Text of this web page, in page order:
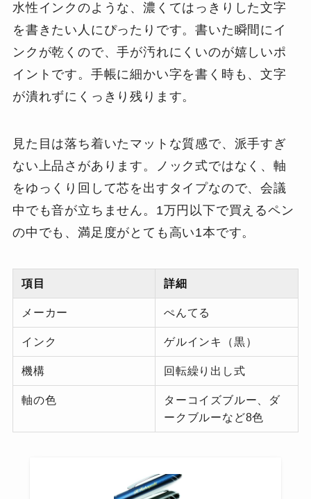
水性インクのような、濃くてはっきりした文字
を書きたい人にぴったりです。書いた瞬間にイ
ンクが乾くので、手が汚れにくいのが嬉しいポ
イントです。手帳に細かい字を書く時も、文字
が潰れずにくっきり残ります。
見た目は落ち着いたマットな質感で、派手すぎ
ない上品さがあります。ノック式ではなく、軸
をゆっくり回して芯を出すタイプなので、会議
中でも音が立ちません。1万円以下で買えるペン
の中でも、満足度がとても高い1本です。
項目 詳細
メーカー ぺんてる
インク ゲルインキ（黒）
機構 回転繰り出し式
軸の色
ターコイズブルー、ダ
ークブルーなど8色